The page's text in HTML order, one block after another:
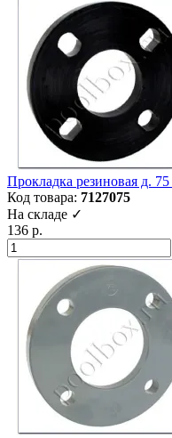
Прокладка резиновая д.
Код товара: 7127075
На складе ✓
136 р.